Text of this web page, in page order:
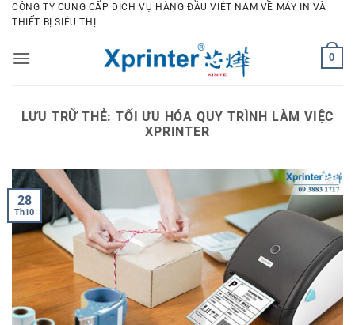
Bỏ
qua
dung
CÔNG TY CUNG CẤP DỊCH VỤ HÀNG ĐẦU VIỆT NAM VỀ MÁY IN VÀ
THIẾT BỊ SIÊU THỊ
0
LƯU TRỮ THẺ:TỐI ƯU HÓA QUY TRÌNH LÀM VIỆC
XPRINTER
28
Th10